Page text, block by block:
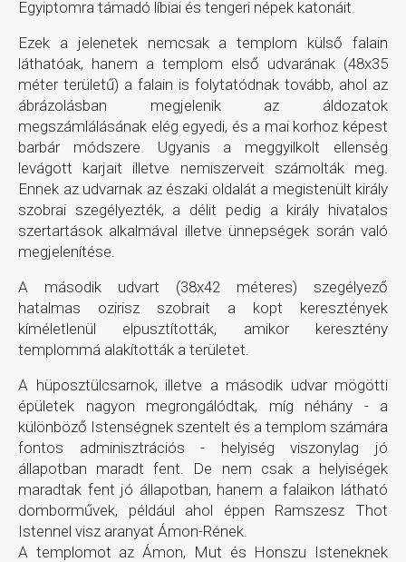
Egyiptomra támadó líbiai és tengeri népek katonáit.
Ezek a jelenetek nemcsak a templom külső falain
láthatóak, hanem a templom első udvarának (48x35
méter területű) a falain is folytatódnak tovább, ahol az
ábrázolásban megjelenik az áldozatok
megszámlálásának elég egyedi, és a mai korhoz képest
barbár módszere. Ugyanis a meggyilkolt ellenség
levágott karjait illetve nemiszerveit számolták meg.
Ennek az udvarnak az északi oldalát a megistenült király
szobrai szegélyezték, a délit pedig a király hivatalos
szertartások alkalmával illetve ünnepségek során való
megjelenítése.
A második udvart (38x42 méteres) szegélyező
hatalmas ozirisz szobrait a kopt keresztények
kíméletlenül elpusztították, amikor keresztény
templommá alakították a területet.
A hüposztülcsarnok, illetve a második udvar mögötti
épületek nagyon megrongálódtak, míg néhány - a
különböző Istenségnek szentelt és a templom számára
fontos adminisztrációs - helyiség viszonylag jó
állapotban maradt fent. De nem csak a helyiségek
maradtak fent jó állapotban, hanem a falaikon látható
domborművek, például ahol éppen Ramszesz Thot
Istennel visz aranyat Ámon-Rének.
A templomot az Ámon, Mut és Honszu Isteneknek